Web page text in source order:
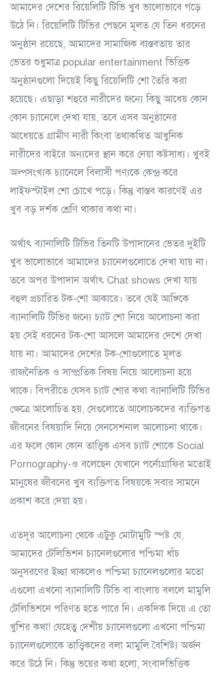
আমাদের দেশের রিয়েলিটি টিভি খুব ভালোভাবে গড়ে
উঠে নি। রিয়েলিটি টিভির পেছনে মূলত যে তিন ধরনের
অনুষ্ঠান রয়েছে, আমাদের সামাজিক বাস্তবতায় তার
ভেতর শুধুমাত্র popular entertainment ভিত্তিক
অনুষ্ঠানগুলো দিয়েই কিছু রিয়েলিটি শো তৈরি করা
হয়েছে। এছাড়া শহুরে নারীদের জন্যে কিছু আধেয় কোন
কোন চ্যানেলে দেখা যায়, তবে এসব অনুষ্ঠানের
আধেয়তে গ্রামীণ নারী কিংবা তথাকথিত আধুনিক
নারীদের বাইরে অন্যদের স্থান করে নেয়া কষ্টসাধ্য। খুবই
অল্পসংখ্যক চ্যানেলে বিলাসী পণ্যকে কেন্দ্র করে
লাইফস্টাইল শো চোখে পড়ে। কিন্তু বাস্তব কারণেই এর
খুব বড় দর্শক শ্রেণি থাকার কথা না।
অর্থাৎ ব্যানালিটি টিভির তিনটি উপাদানের ভেতর দুইটি
খুব ভালোভাবে আমাদের চ্যানেলগুলোতে দেখা যায় না।
তবে অপর উপাদান অর্থাৎ Chat shows দেখা যায়
বহুল প্রচারিত টক-শো আকারে। তবে যেই আঙ্গিকে
ব্যানালিটি টিভির জন্যে চ্যাট শো নিয়ে আলোচনা করা
হয় সেই ধরনের টক-শো আসলে আমাদের দেশে দেখা
যায় না। আমাদের দেশের টক-শোগুলোতে মূলত
রাজনৈতিক ও সাম্প্রতিক বিষয় নিয়ে আলোচনা হয়ে
থাকে। বিপরীতে যেসব চ্যাট শোর কথা ব্যানালিটি টিভির
ক্ষেত্রে আলোচিত হয়, সেগুলোতে আলোচকদের ব্যক্তিগত
জীবনের বিষয়াদি নিয়ে সেনসেশনাল আলোচনা থাকে।
এর ফলে কোন কোন তাত্ত্বিক এসব চ্যাট শোকে Social
Pornography-ও বলেছেন যেখানে পর্নোগ্রাফির মতোই
মানুষের জীবনের খুব ব্যক্তিগত বিষয়কে সবার সামনে
প্রকাশ করে দেয়া হয়।
এতদূর আলোচনা থেকে এটুকু মোটামুটি স্পষ্ট যে,
আমাদের টেলিভিশন চ্যানেলগুলোর পশ্চিমা ধাঁচ
অনুসরণের ইচ্ছা থাকলেও পশ্চিমা চ্যানেলগুলোর মতো
এগুলো এখনো ব্যানালিটি টিভি বা বাংলায় বললে মামুলি
টেলিভিশনে পরিণত হতে পারে নি। একদিক দিয়ে এ তো
খুশির কথা! যেহেতু দেশীয় চ্যানেলগুলো এখনো পশ্চিমা
চ্যানেলগুলোকে তাত্ত্বিকদের বলা মামুলি বৈশিষ্ট্য অর্জন
করে উঠে নি। কিন্তু ভয়ের কথা হলো, সংবাদভিত্তিক